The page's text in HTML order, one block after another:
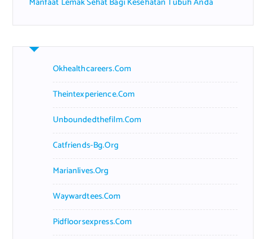
Okhealthcareers.com
Theintexperience.com
Unboundedthefilm.com
Catfriends-Bg.org
Marianlives.org
Waywardtees.com
Pidfloorsexpress.com